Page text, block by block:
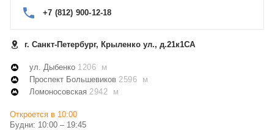
+7 (812) 900-12-18
г. Санкт-Петербург, Крыленко ул., д.21к1СА
ул. Дыбенко 1206 м
Проспект Большевиков 2596 м
Ломоносовская 2942 м
Откроется в 10:00
Будни: 10:00 – 19:45